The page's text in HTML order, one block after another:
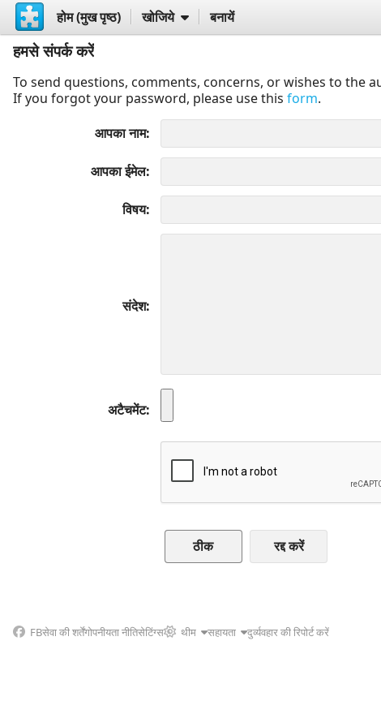
होम (मुख पृष्ठ) खोजिये बनायें
हमसे संपर्क करें
To send questions, comments, concerns, or wishes to the
If you forgot your password, please use this form.
आपका नाम
आपका ईमेल
विषय
संदेश
अटैचमेंट
रद्द करें
FBसेवा की शर्तेंगोपनीयता नीतिसेटिंग्स थीम सहायता दुर्व्यवहार की रिपोर्ट करें